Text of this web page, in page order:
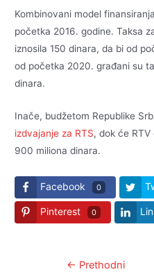
Kombinovani model
početka 2016. godine. Taksa
iznosila 150 dinara, da bi od
od početka 2020. građani su
dinara.
Inače, budžetom Republike
izdvajanje za RTS, dok će
900 miliona dinara.
Facebook 0
Pinterest 0
Kretanje← Prethodni